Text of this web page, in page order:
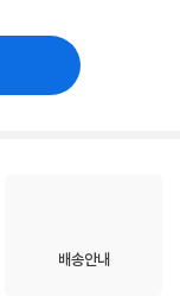
배송안내